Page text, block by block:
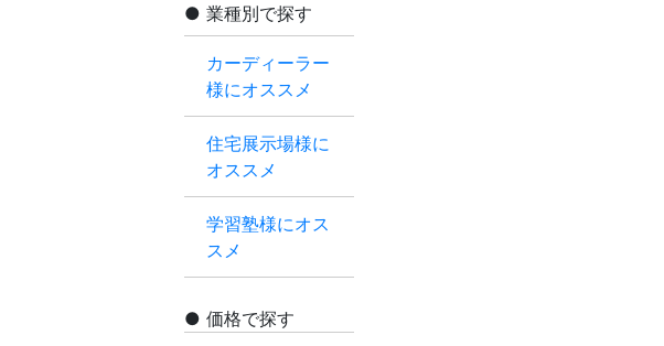
業種別で探す
カーディーラー
様にオススメ
住宅展示場様に
オススメ
学習塾様にオス
スメ
価格で探す